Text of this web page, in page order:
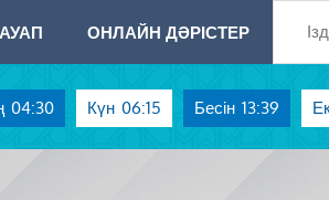
ОНЛАЙН ДӘРІСТЕР
04:30 Күн 06:15 Бесін 13:39